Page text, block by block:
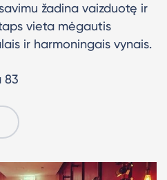
žadina vaizduotę ir
vieta mėgautis
ir harmoningais vynais.
83